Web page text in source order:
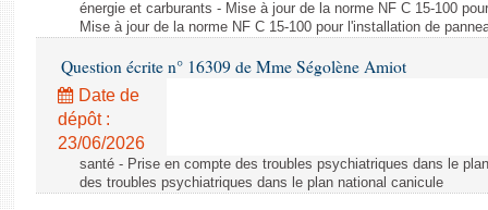
énergie et carburants - Mise à jour de la norme NF C 15-100
Mise à jour de la norme NF C 15-100 pour l'installation de
Question écrite n° 16309 de Mme Ségolène Amiot
Date de
dépôt :
23/06/2026
santé - Prise en compte des troubles psychiatriques dans le
des troubles psychiatriques dans le plan national canicule